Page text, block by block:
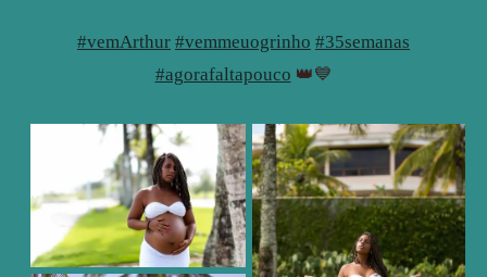
#vemArthur #vemmeuogrinho #35semanas
#agorafaltapouco 👑💙